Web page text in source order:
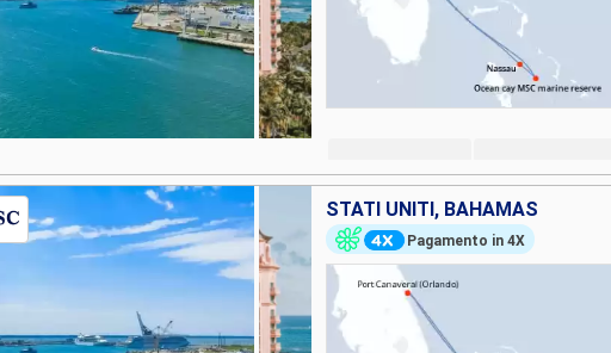
STATI UNITI, BAHAMAS
Pagamento in 4X